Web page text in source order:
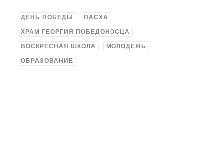
ДЕНЬ ПОБЕДЫ ПАСХА
ХРАМ ГЕОРГИЯ ПОБЕДОНОСЦА
ВОСКРЕСНАЯ ШКОЛА МОЛОДЕЖЬ
ОБРАЗОВАНИЕ